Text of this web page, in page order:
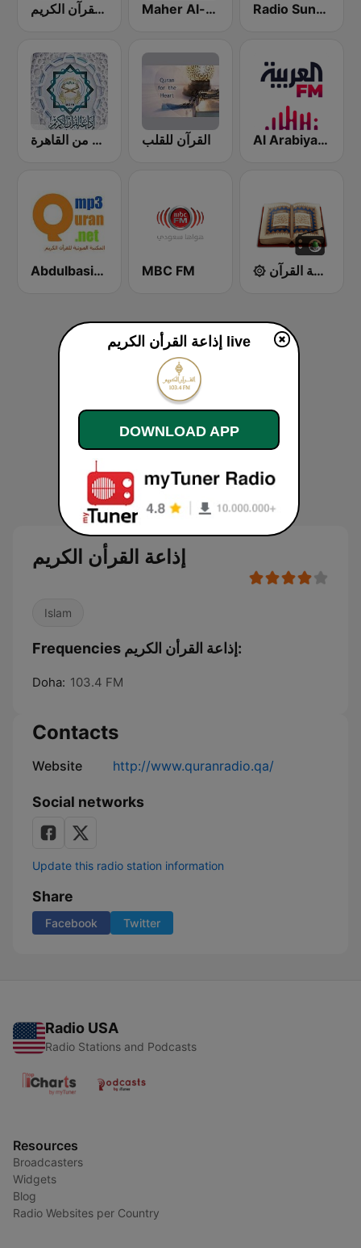
إذاعة القرآن الكريم - Holy Quran Radio Maher Al-Muaiqly (ماهر المعيقلي) Radio Sunna إذاعة السنة
إذاعة القرآن الكريم من القاهرة القرآن للقلب Al Arabiya (العربية FM)
Abdulbasit Abdulsamad WARSH Radio MBC FM ۞ إذاعة القرآن ۞
إذاعة القرأن الكريم
Islam
Frequencies إذاعة القرأن الكريم:
Doha: 103.4 FM
Contacts
Website http://www.quranradio.qa/
Social networks
Update this radio station information
Share
Facebook Twitter
Radio USA
Radio Stations and Podcasts
Resources
Broadcasters
Widgets
Blog
Radio Websites per Country
إذاعة القرأن الكريم live
DOWNLOAD APP